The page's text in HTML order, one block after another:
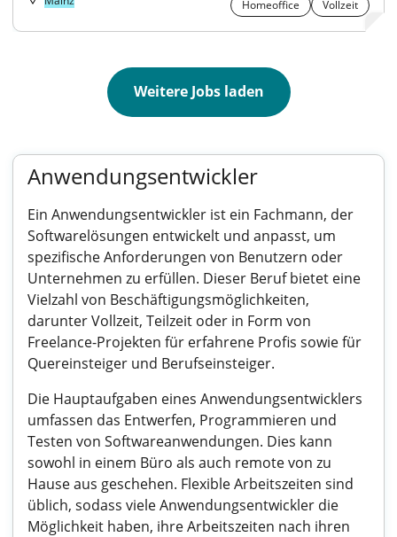
Homeoffice Vollzeit
Weitere Jobs laden
Anwendungsentwickler
Ein Anwendungsentwickler ist ein Fachmann, der
Softwarelösungen entwickelt und anpasst, um
spezifische Anforderungen von Benutzern oder
Unternehmen zu erfüllen. Dieser Beruf bietet eine
Vielzahl von Beschäftigungsmöglichkeiten,
darunter Vollzeit, Teilzeit oder in Form von
Freelance-Projekten für erfahrene Profis sowie für
Quereinsteiger und Berufseinsteiger.
Die Hauptaufgaben eines Anwendungsentwicklers
umfassen das Entwerfen, Programmieren und
Testen von Softwareanwendungen. Dies kann
sowohl in einem Büro als auch remote von zu
Hause aus geschehen. Flexible Arbeitszeiten sind
üblich, sodass viele Anwendungsentwickler die
Möglichkeit haben, ihre Arbeitszeiten nach ihren